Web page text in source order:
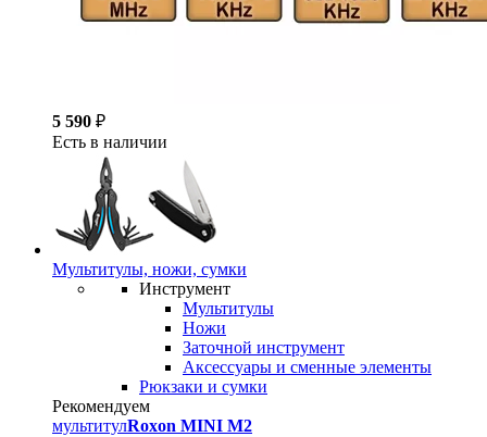
5 590 ₽
Есть в наличии
Мультитулы, ножи, сумки
Инструмент
Мультитулы
Ножи
Заточной инструмент
Аксессуары и сменные элементы
Рюкзаки и сумки
Рекомендуем
мультитулRoxon MINI M2